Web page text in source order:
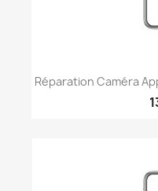
Réparation Caméra